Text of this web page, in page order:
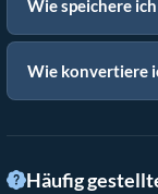
Wie speichere
Wie konvertiere
Häufig